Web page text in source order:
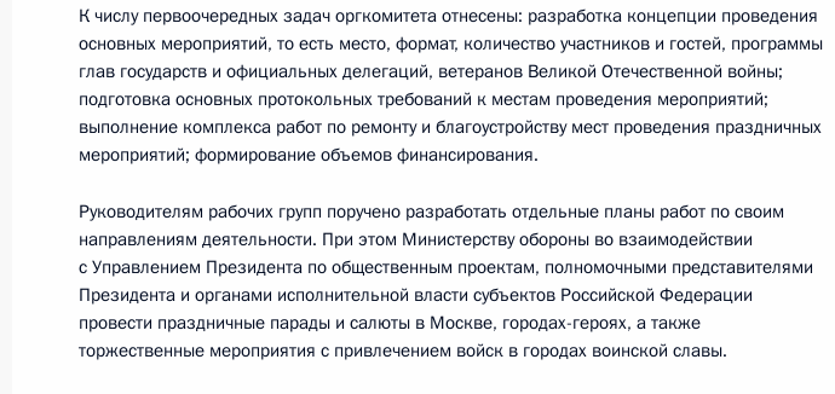
20 ноября 2018 года, вторник
Утверждён новый состав Совета по культуре и искусству
20 ноября 2018 года, 16:20
19 ноября 2018 года, понедельник
Образован Совет по реализации государственной политики
в сфере защиты семьи и детей
19 ноября 2018 года, 17:00
К числу первоочередных задач оргкомитета отнесены: разработка концепции проведения
основных мероприятий, то есть место, формат, количество участников и гостей, программы
глав государств и официальных делегаций, ветеранов Великой Отечественной войны;
подготовка основных протокольных требований к местам проведения мероприятий;
выполнение комплекса работ по ремонту и благоустройству мест проведения праздничных
мероприятий; формирование объемов финансирования.
Руководителям рабочих групп поручено разработать отдельные планы работ по своим
направлениям деятельности. При этом Министерству обороны во взаимодействии
с Управлением Президента по общественным проектам, полномочными представителями
Президента и органами исполнительной власти субъектов Российской Федерации
провести праздничные парады и салюты в Москве, городах-героях, а также
торжественные мероприятия с привлечением войск в городах воинской славы.